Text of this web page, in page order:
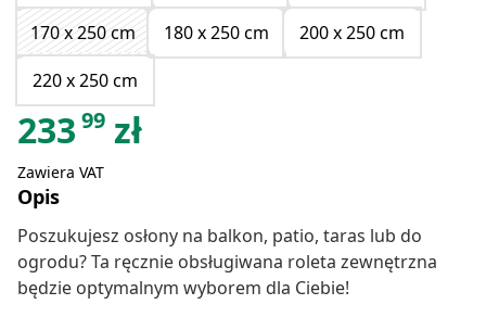
170 x 250 cm
180 x 250 cm
200 x 250 cm
220 x 250 cm
233 99 zł
Zawiera VAT
Opis
Poszukujesz osłony na balkon, patio, taras lub do
ogrodu? Ta ręcznie obsługiwana roleta zewnętrzna
będzie optymalnym wyborem dla Ciebie!